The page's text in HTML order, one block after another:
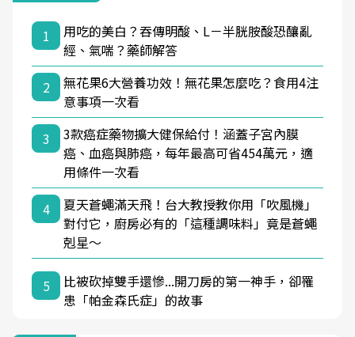
1
用吃的美白？吞傳明酸、L－半胱胺酸恐釀亂
經、氣喘？藥師解答
2
無花果6大營養功效！無花果怎麼吃？食用4注
意事項一次看
3
3款癌症藥物擴大健保給付！涵蓋子宮內膜
癌、血癌與肺癌，每年最高可省454萬元，適
用條件一次看
4
夏天蒼蠅滿天飛！台大教授教你用「吹風機」
對付它，廚房必有的「這種調味料」竟是蒼蠅
剋星～
5
比被砍掉雙手還慘...開刀房的第一神手，卻罹
患「帕金森氏症」的故事